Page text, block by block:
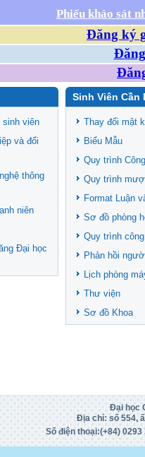
Phiếu khảo sát
Đăng ký
sinh viên
và đổi
thông
niên
Đại học
Sinh Viên Cần
Thay đổi mật
Biểu Mẫu
Quy trình
Quy trình
Format Luận
Sơ đồ phòng
Quy trình
Phản hồi
Lịch phòng
Thư viện
Sơ đồ Khoa
Đại học
Địa chỉ: số 554,
Số điện thoại:(+84)